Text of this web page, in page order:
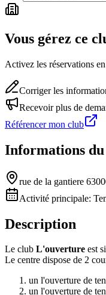
Vous gérez ce
Activez les réservations
Corriger les
Recevoir plus de
Référencer mon club
Informations
rue de la gantiere
Activité principale:
Description
Le club L'ouverture est
Le centre dispose de 2
un l'ouverture de
un l'ouverture de